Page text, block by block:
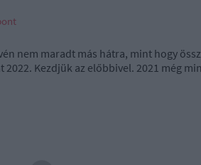
nem maradt más hátra, mint hogy
2022. Kezdjük az előbbivel. 2021 még